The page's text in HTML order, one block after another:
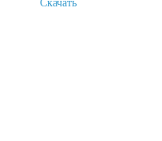
Скачать